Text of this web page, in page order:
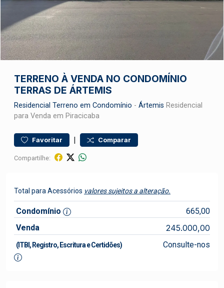
TERRENO À VENDA NO CONDOMÍNIO
TERRAS DE ÁRTEMIS
Residencial Terreno em Condomínio - Ártemis Residencial
para Venda em Piracicaba
Favoritar | Comparar
Compartilhe:
Total para Acessórios valores sujeitos a alteração.
Condomínio
665,00
Venda
245.000,00
(ITBI, Registro, Escritura e Certidões) Consulte-nos